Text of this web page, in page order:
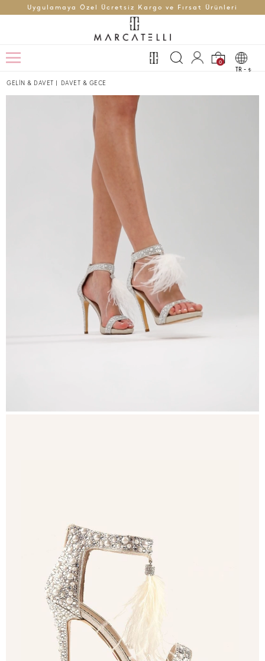
Uygulamaya Özel Ücretsiz Kargo ve Fırsat Ürünleri
0
TR - t
GELİN & DAVET | DAVET & GECE